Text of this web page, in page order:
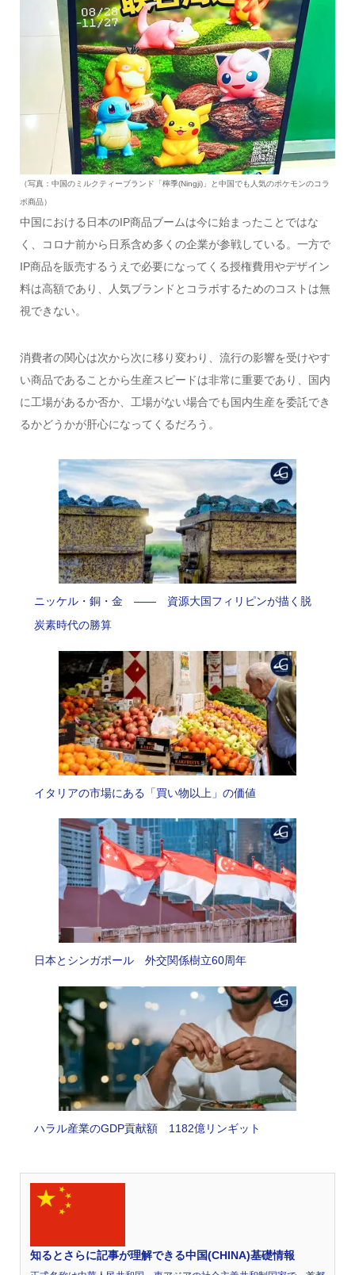
（写真：中国のミルクティーブランド「檸季(Ningji)」と中国でも人気のポケモンのコラ
ボ商品）
中国における日本のIP商品ブームは今に始まったことではな
く、コロナ前から日系含め多くの企業が参戦している。一方で
IP商品を販売するうえで必要になってくる授権費用やデザイン
料は高額であり、人気ブランドとコラボするためのコストは無
視できない。
消費者の関心は次から次に移り変わり、流行の影響を受けやす
い商品であることから生産スピードは非常に重要であり、国内
に工場があるか否か、工場がない場合でも国内生産を委託でき
るかどうかが肝心になってくるだろう。
ニッケル・銅・金 —— 資源大国フィリピンが描く脱
炭素時代の勝算
イタリアの市場にある「買い物以上」の価値
日本とシンガポール 外交関係樹立60周年
ハラル産業のGDP貢献額 1182億リンギット
知るとさらに記事が理解できる中国(CHINA)基礎情報